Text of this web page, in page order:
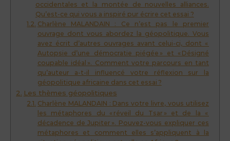
occidentales et la montée de nouvelles alliances.
Qu’est-ce qui vous a inspiré pur écrire cet essai ?
Charlène MALANDAIN : Ce n’est pas le premier
ouvrage dont vous abordez la géopolitique. Vous
avez écrit d’autres ouvrages avant celui-ci, dont «
Autopsie d’une démocratie piégée » et « Désigné
coupable idéal ». Comment votre parcours en tant
qu’auteur a-t-il influencé votre réflexion sur la
géopolitique africaine dans cet essai ?
Les thèmes géopolitiques
Charlène MALANDAIN : Dans votre livre, vous utilisez
les métaphores du « réveil du Tsar » et de la «
décadence de Jupiter ». Pouvez-vous expliquer ces
métaphores et comment elles s’appliquent à la